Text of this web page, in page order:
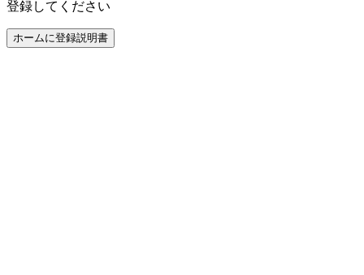
登録してください
ホームに登録説明書